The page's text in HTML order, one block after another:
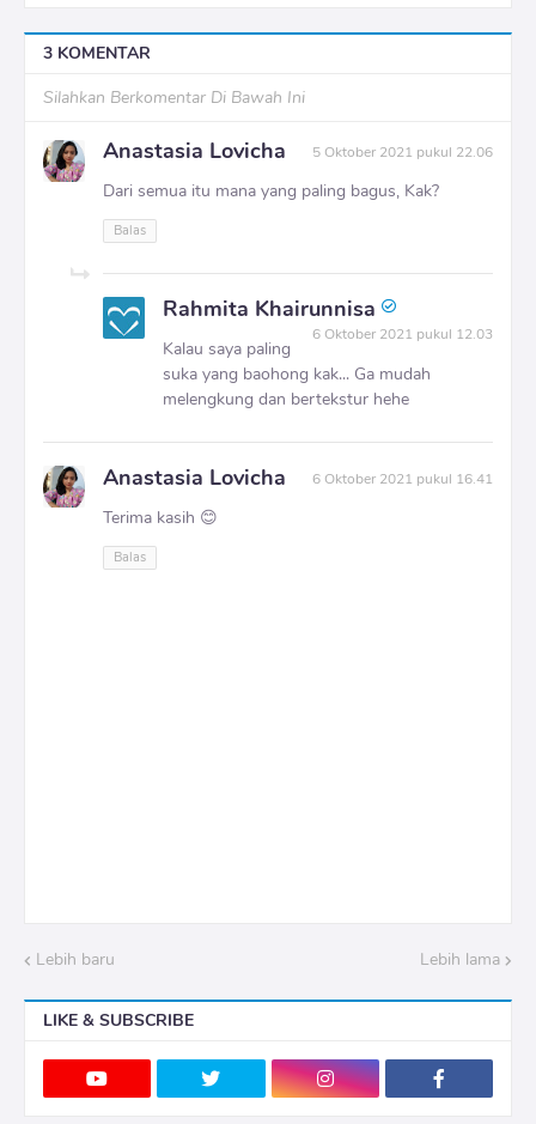
3 KOMENTAR
Silahkan Berkomentar Di Bawah Ini
Anastasia Lovicha 5 Oktober 2021 pukul 22.06
Dari semua itu mana yang paling bagus, Kak?
Balas
Rahmita Khairunnisa
6 Oktober 2021 pukul 12.03
Kalau saya paling
suka yang baohong kak... Ga mudah
melengkung dan bertekstur hehe
Anastasia Lovicha 6 Oktober 2021 pukul 16.41
Terima kasih 😊
Balas
Lebih baru Lebih lama
LIKE & SUBSCRIBE